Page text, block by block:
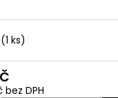
(1 ks)
bez DPH